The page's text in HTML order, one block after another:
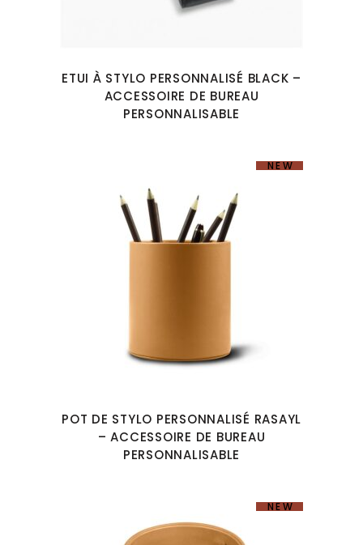
ETUI À STYLO PERSONNALISÉ BLACK –
ACCESSOIRE DE BUREAU
PERSONNALISABLE
NEW
POT DE STYLO PERSONNALISÉ RASAYL
– ACCESSOIRE DE BUREAU
PERSONNALISABLE
NEW